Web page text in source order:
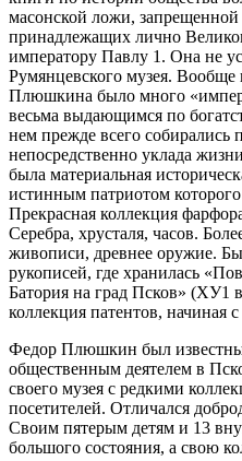
масонской ложи,
принадлежащих лично
императору Павлу 1. Она не
Румянцевского музея.
Плюшкина было много
весьма выдающимся по
нем прежде всего собирались
непосредственно уклада
была материальная
истинным патриотом
Прекрасная коллекция
Серебра, хрусталя, часов.
живописи, древнее оружие.
рукописей, где хранилась
Батория на град Псков» (ХУ1
коллекция патентов, начиная
Федор Плюшкин был
общественным деятелем в
своего музея с редкими
посетителей. Отличался
Своим пятерым детям и 13
большого состояния, а свою